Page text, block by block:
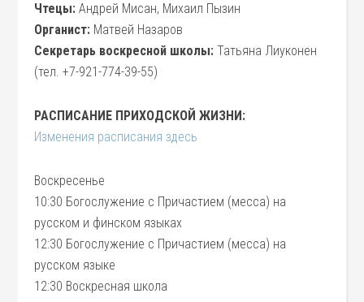
Чтецы: Андрей Мисан, Михаил Пызин
Органист: Матвей Назаров
Секретарь воскресной школы: Татьяна Лиуконен
(тел. +7-921-774-39-55)
РАСПИСАНИЕ ПРИХОДСКОЙ ЖИЗНИ:
Изменения расписания здесь
Воскресенье
10:30 Богослужение с Причастием (месса) на
русском и финском языках
12:30 Богослужение с Причастием (месса) на
русском языке
12:30 Воскресная школа